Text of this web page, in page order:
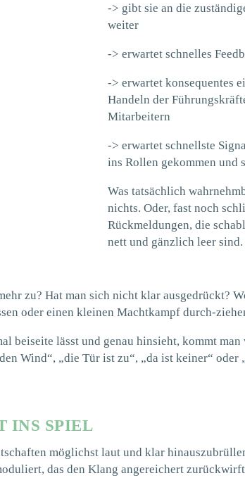
-> gibt sie an die
weiter
-> erwartet schnelles
-> erwartet konsequentes
Handeln der
Mitarbeitern
-> erwartet schnellste
ins Rollen gekommen und
Was tatsächlich
nichts. Oder, fast noch
Rückmeldungen, die
nett und gänzlich leer sind.
zu? Hat man sich nicht klar ausgedrückt?
oder einen kleinen Machtkampf durch-
beiseite lässt und genau hinsieht, kommt
Wind“, „die Tür ist zu“, „da ist keiner“ oder
INS SPIEL
möglichst laut und klar
das den Klang angereichert